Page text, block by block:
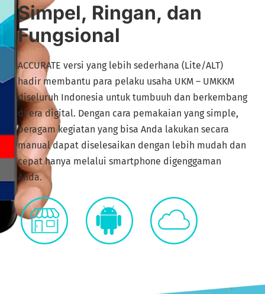
Simpel, Ringan, dan
Fungsional
ACCURATE versi yang lebih sederhana (Lite/ALT)
hadir membantu para pelaku usaha UKM – UMKKM
diseluruh Indonesia untuk tumbuuh dan berkembang
di era digital. Dengan cara pemakaian yang simple,
beragam kegiatan yang bisa Anda lakukan secara
manual dapat diselesaikan dengan lebih mudah dan
cepat hanya melalui smartphone digenggaman
Anda.